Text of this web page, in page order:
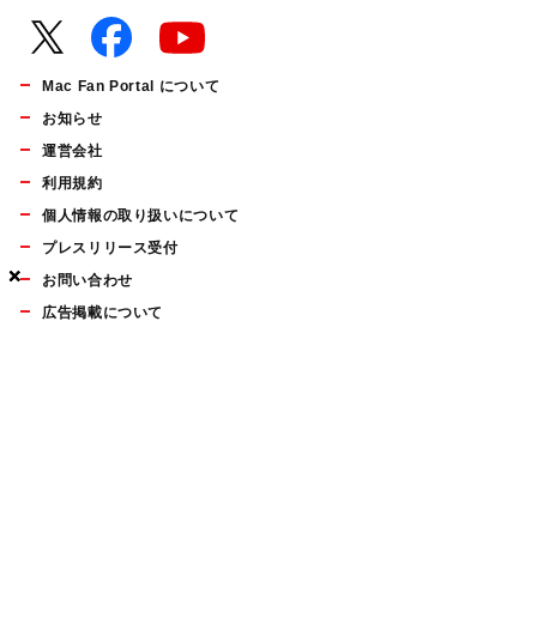
×
×
×
Mac Fan Portal について
お知らせ
運営会社
利用規約
個人情報の取り扱いについて
プレスリリース受付
お問い合わせ
広告掲載について